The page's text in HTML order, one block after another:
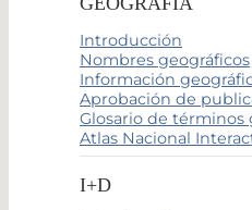
Introducción
Nombres geográficos
Información
Aprobación de
Glosario de términos
Atlas Nacional
I+D